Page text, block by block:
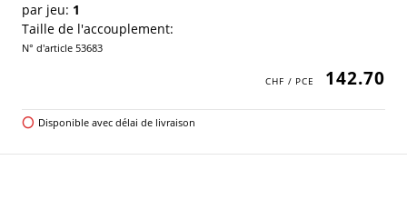
par jeu: 1
Taille de l'accouplement:
N° d'article 53683
142.70
Disponible avec délai de livraison